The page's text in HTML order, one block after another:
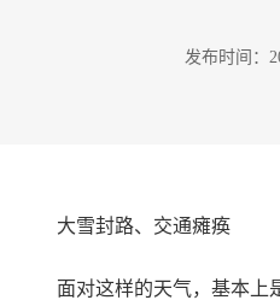
发布时间：
大雪封路、交通瘫痪
面对这样的天气，基本上